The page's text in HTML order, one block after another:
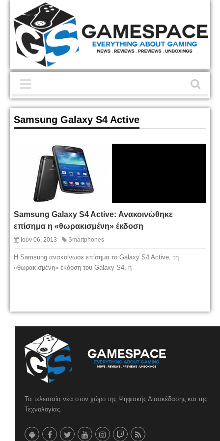
Samsung Galaxy S4 Active
Samsung Galaxy S4 Active: Ανακοινώθηκε
επίσημα η «θωρακισμένη» έκδοση
Ιούν 06, 2013 Smartphones
Η Samsung ανακοίνωσε επίσημα το Galaxy S4 Active, τη
«θωρακισμένη» έκδοση του Galaxy S4, η
Τα τελευταία νέα στον χώρο της Ψηφιακής Διασκέδασης και της
Τεχνολογίας.